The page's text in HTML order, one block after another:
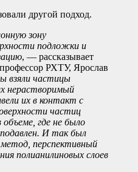
другой подход.
зону
подложки и
, — рассказывает
РХТУ, Ярослав
взяли частицы
нерастворимый
их в контакт с
частиц
где не было
И так был
перспективный
полианилиновых слоев